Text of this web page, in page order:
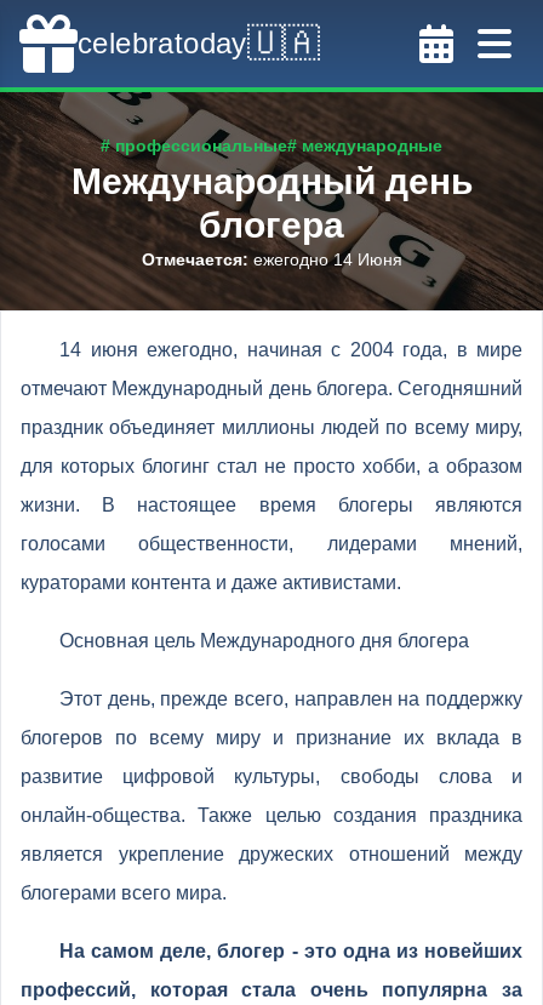
celebratoday🇺🇦
# профессиональные# международные
Международный день
блогера
Отмечается:ежегодно 14 Июня
14 июня ежегодно, начиная с 2004 года, в мире
отмечают Международный день блогера. Сегодняшний
праздник объединяет миллионы людей по всему миру,
для которых блогинг стал не просто хобби, а образом
жизни. В настоящее время блогеры являются
голосами общественности, лидерами мнений,
кураторами контента и даже активистами.
Основная цель Международного дня блогера
Этот день, прежде всего, направлен на поддержку
блогеров по всему миру и признание их вклада в
развитие цифровой культуры, свободы слова и
онлайн-общества. Также целью создания праздника
является укрепление дружеских отношений между
блогерами всего мира.
На самом деле, блогер - это одна из новейших
профессий, которая стала очень популярна за